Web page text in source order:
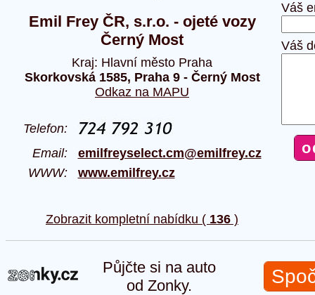
Emil Frey ČR, s.r.o. - ojeté vozy
Černý Most
Kraj: Hlavní město Praha
Skorkovská 1585, Praha 9 - Černý Most
Odkaz na MAPU
Telefon:
Email: emilfreyselect.cm@emilfrey.cz
WWW: www.emilfrey.cz
Zobrazit kompletní nabídku ( 136 )
Váš
Váš
Půjčte si na auto
od Zonky.